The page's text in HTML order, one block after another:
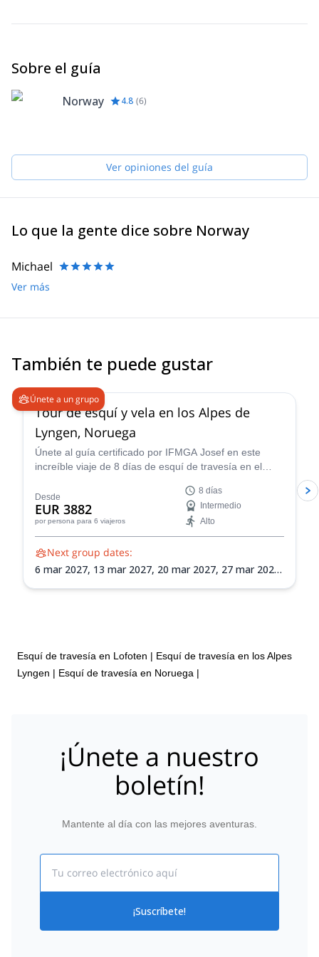
Mochila: capacidad de 35 / 40L. Consejo de seguridad: las
superficie de la avalancha y así reduce el riesgo de
sepultura. Contienen cartuchos de aire comprimido.
Pregunta a tu aerolínea sobre las condiciones de transporte
aéreo. -Detector de víctimas de avalanchas. Si tienes un
Esquís acolchados para el avión.
Sobre el guía
Norway 4.8 (6)
Ver opiniones del guía
Lo que la gente dice sobre Norway
Michael
Ver más
También te puede gustar
Únete a un grupo
Tour de esquí y vela en los Alpes de
Lyngen, Noruega
Únete al guía certificado por IFMGA Josef en este
increíble viaje de 8 días de esquí de travesía en el
Noruega. Perfecciona tu navegación en terreno virgen,
conciencia sobre avalanchas y habilidades de
montañismo en esquí mientras exploras la vasta
naturaleza de los Alpes de Lyngen.
Desde
EUR 3882
por persona para 6 viajeros
8 días
Intermedio
Alto
Next group dates:
6 mar 2027, 13 mar 2027, 20 mar 2027, 27 mar 2027,
Esquí de travesía en Lofoten | Esquí de travesía en los Alpes
Lyngen | Esquí de travesía en Noruega |
¡Únete a nuestro
boletín!
Mantente al día con las mejores aventuras.
¡Suscríbete!